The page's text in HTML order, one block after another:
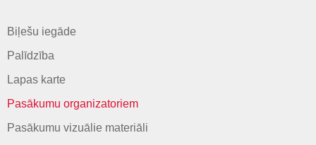
Biļešu iegāde
Palīdzība
Lapas karte
Pasākumu organizatoriem
Pasākumu vizuālie materiāli